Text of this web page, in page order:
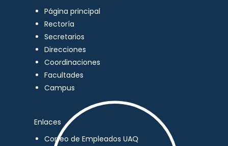
Página principal
Rectoría
Secretarios
Direcciones
Coordinaciones
Facultades
Campus
Enlaces
Correo de Empleados UAQ